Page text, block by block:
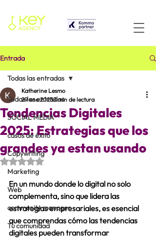
Entrada
Todas las entradas
SOCIAL MEDIA
casos de éxito
Copywriting
Marketing
Web
community manager
Tu comunidad
Todas las entradas
Tendencias Digitales
2025: Estrategias que los
grandes ya estan usando
Katherine Lesmo
29 ene 20253 min de lectura
Obtuvo NaN de 5 estrellas.
En un mundo donde lo digital no solo
complementa, sino que lidera las
estrategias empresariales, es esencial
que comprendas cómo las tendencias
digitales pueden transformar